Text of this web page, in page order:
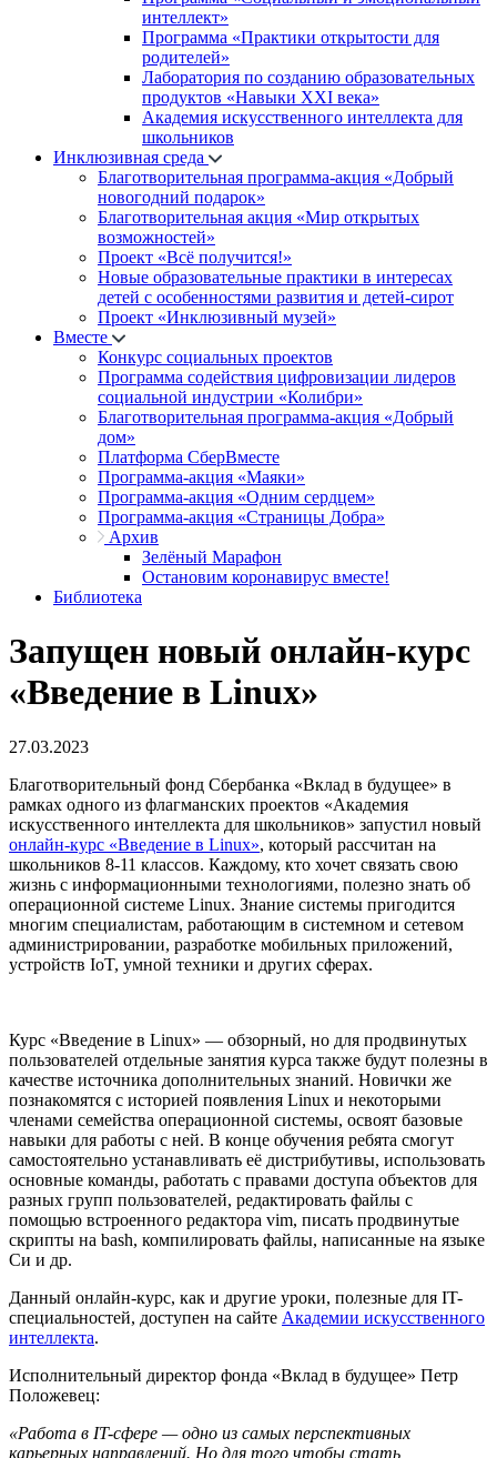
интеллект»
Программа «Практики открытости для
родителей»
Лаборатория по созданию образовательных
продуктов «Навыки XXI века»
Академия искусственного интеллекта для
школьников
Инклюзивная среда
Благотворительная программа-акция «Добрый
новогодний подарок»
Благотворительная акция «Мир открытых
возможностей»
Проект «Всё получится!»
Новые образовательные практики в интересах
детей с особенностями развития и детей-сирот
Проект «Инклюзивный музей»
Вместе
Конкурс социальных проектов
Программа содействия цифровизации лидеров
социальной индустрии «Колибри»
Благотворительная программа-акция «Добрый
дом»
Платформа СберВместе
Программа-акция «Маяки»
Программа-акция «Одним сердцем»
Программа-акция «Страницы Добра»
Архив
Зелёный Марафон
Остановим коронавирус вместе!
Библиотека
Запущен новый онлайн-курс
«Введение в Linux»
27.03.2023
Благотворительный фонд Сбербанка «Вклад в будущее» в
рамках одного из флагманских проектов «Академия
искусственного интеллекта для школьников» запустил новый
онлайн-курс «Введение в Linux», который рассчитан на
школьников 8-11 классов. Каждому, кто хочет связать свою
жизнь с информационными технологиями, полезно знать об
операционной системе Linux. Знание системы пригодится
многим специалистам, работающим в системном и сетевом
администрировании, разработке мобильных приложений,
устройств IoT, умной техники и других сферах.
Курс «Введение в Linux» — обзорный, но для продвинутых
пользователей отдельные занятия курса также будут полезны в
качестве источника дополнительных знаний. Новички же
познакомятся с историей появления Linux и некоторыми
членами семейства операционной системы, освоят базовые
навыки для работы с ней. В конце обучения ребята смогут
самостоятельно устанавливать её дистрибутивы, использовать
основные команды, работать с правами доступа объектов для
разных групп пользователей, редактировать файлы с
помощью встроенного редактора vim, писать продвинутые
скрипты на bash, компилировать файлы, написанные на языке
Cи и др.
Данный онлайн-курс, как и другие уроки, полезные для IT-
специальностей, доступен на сайте Академии искусственного
интеллекта.
Исполнительный директор фонда «Вклад в будущее» Петр
Положевец:
«Работа в IT-сфере — одно из самых перспективных
карьерных направлений. Но для того чтобы стать